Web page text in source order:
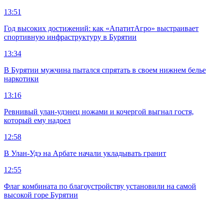
13:51
Год высоких достижений: как «АпатитАгро» выстраивает
спортивную инфраструктуру в Бурятии
13:34
В Бурятии мужчина пытался спрятать в своем нижнем белье
наркотики
13:16
Ревнивый улан-удэнец ножами и кочергой выгнал гостя,
который ему надоел
12:58
В Улан-Удэ на Арбате начали укладывать гранит
12:55
Флаг комбината по благоустройству установили на самой
высокой горе Бурятии